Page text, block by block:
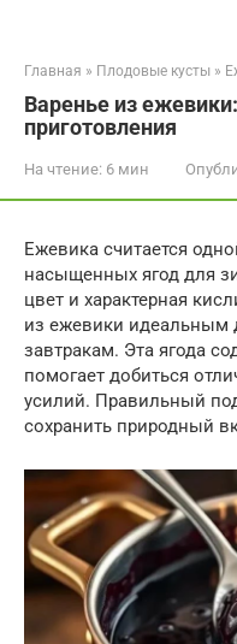
Главная » Плодовые кусты »
Варенье из
приготовления
На чтение: 6 мин
Ежевика считается
насыщенных ягод для
цвет и характерная
из ежевики
завтракам. Эта ягода
помогает добиться
усилий. Правильный
сохранить природный